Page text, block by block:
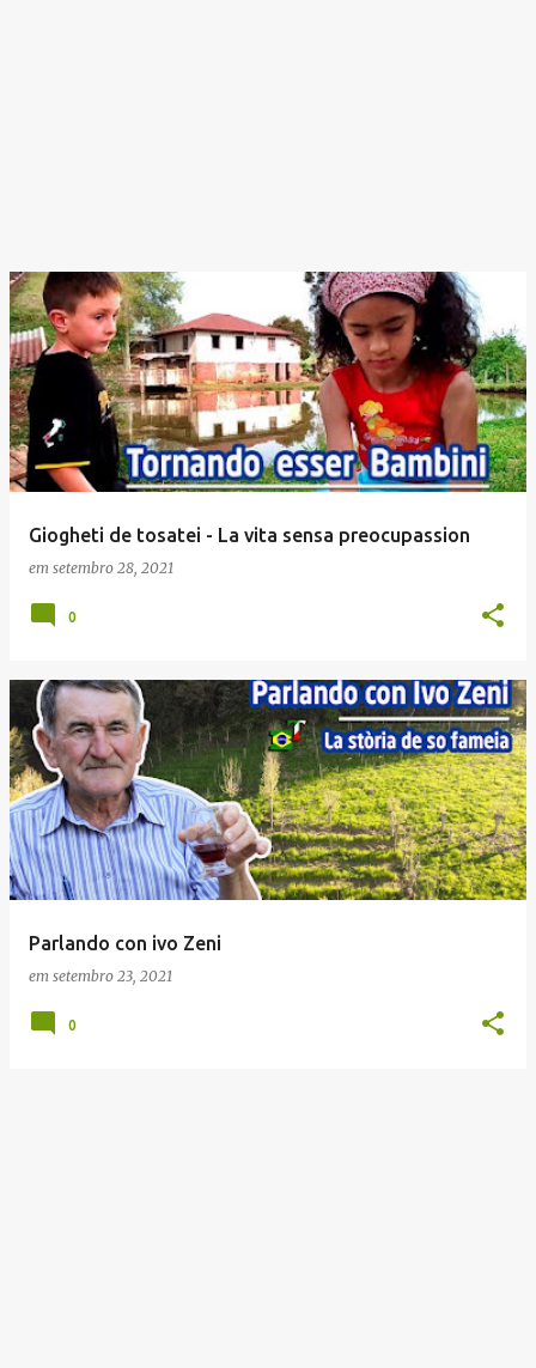
Giogheti de tosatei - La vita sensa preocupassion
em setembro 28, 2021
0
Parlando con ivo Zeni
em setembro 23, 2021
0